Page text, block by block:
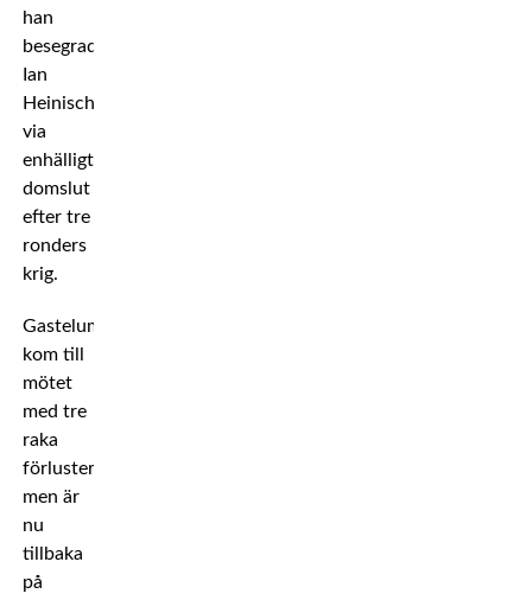
han
besegrade
Ian
Heinisch
via
enhälligt
domslut
efter tre
ronders
krig.
Gastelum
kom till
mötet
med tre
raka
förluster
men är
nu
tillbaka
på